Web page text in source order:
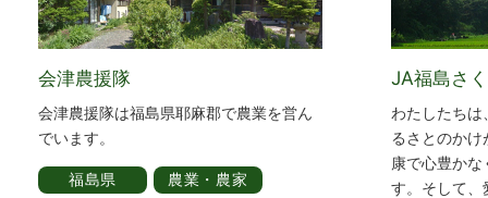
会津農援隊
会津農援隊は福島県耶麻郡で農業を営ん
でいます。
福島県 農業・農家
JA福島さ
わたしたち
るさとのか
康で心豊か
す。そして